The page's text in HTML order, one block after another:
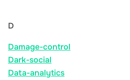
D
Damage-control
Dark-social
Data-analytics